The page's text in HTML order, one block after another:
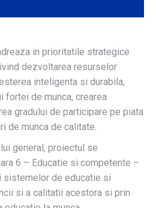
in prioritatile strategice
dezvoltarea resurselor
inteligenta si durabila,
fortei de munca, crearea
gradului de participare pe piata
de munca de calitate.
general, proiectul se
6 – Educatie si competente –
sistemelor de educatie si
si a calitatii acestora si prin